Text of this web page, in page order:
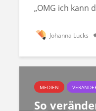
„OMG ich kann
Johanna Lucks
MEDIEN
So